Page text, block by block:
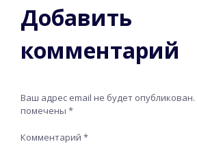
Добавить
комментарий
Ваш адрес email не будет опубликован.
помечены *
Комментарий *